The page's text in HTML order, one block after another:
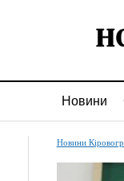
Новини
Новини